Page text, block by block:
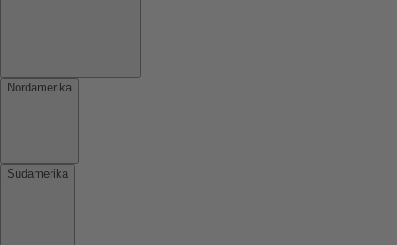
Nordamerika
Südamerika